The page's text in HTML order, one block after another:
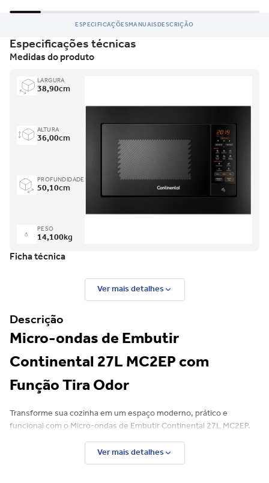
ESPECIFICAÇÕESMANUAISDESCRIÇÃO
Especificações técnicas
Medidas do produto
LARGURA
38,90cm
ALTURA
36,00cm
PROFUNDIDADE
50,10cm
PESO
14,100kg
Ficha técnica
Ver mais detalhes
Descrição
Micro-ondas de Embutir
Continental 27L MC2EP com
Função Tira Odor
Transforme sua cozinha em um espaço moderno, prático e
funcional com o Micro-ondas de Embutir Continental 27L MC2EP.
Com design sofisticado na cor preta, ele foi desenvolvido para
quem busca elegância aliada à tecnologia no dia a dia.
Ver mais detalhes